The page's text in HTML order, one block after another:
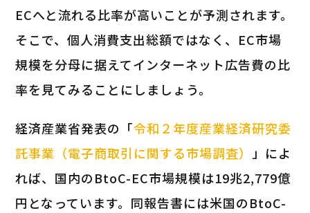
ECへと流れる比率が高いことが予測されます。
そこで、個人消費支出総額ではなく、EC市場
規模を分母に据えてインターネット広告費の比
率を見てみることにしましょう。
経済産業省発表の「令和２年度産業経済研究委
託事業（電子商取引に関する市場調査）
」によ
れば、国内のBtoC-EC市場規模は19兆2,779億
円となっています。同報告書には米国のBtoC-